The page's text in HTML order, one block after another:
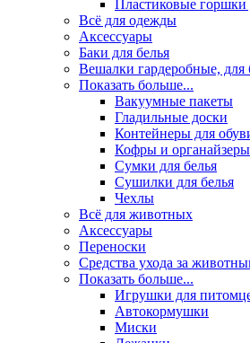
Пластиковые горшки
Всё для одежды
Аксессуары
Баки для белья
Вешалки гардеробные, для
Показать больше...
Вакуумные пакеты
Гладильные доски
Контейнеры для
Кофры и органайзеры
Сумки для белья
Сушилки для белья
Чехлы
Всё для животных
Аксесcуары
Переноски
Средства ухода за
Показать больше...
Игрушки для
Автокормушки
Миски